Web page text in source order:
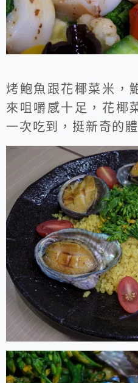
烤鮑魚跟花椰菜米，
來咀嚼感十足，花椰
一次吃到，挺新奇的體